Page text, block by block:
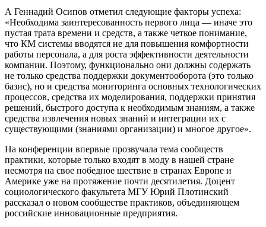
А Геннадий Осипов отметил следующие факторы успеха:
«Необходима заинтересованность первого лица — иначе это
пустая трата времени и средств, а также четкое понимание,
что КМ системы вводятся не для повышения комфортности
работы персонала, а для роста эффективности деятельности
компании. Поэтому, функционально они должны содержать
не только средства поддержки документооборота (это только
базис), но и средства мониторинга основных технологических
процессов, средства их моделирования, поддержки принятия
решений, быстрого доступа к необходимым знаниям, а также
средства извлечения новых знаний и интеграции их с
существующими (знаниями организации) и многое другое».
На конференции впервые прозвучала тема сообществ
практики, которые только входят в моду в нашей стране
несмотря на свое победное шествие в странах Европе и
Америке уже на протяжение почти десятилетия. Доцент
социологического факультета МГУ Юрий Плотинский
рассказал о новом сообществе практиков, объединяющем
российские инновационные предприятия.